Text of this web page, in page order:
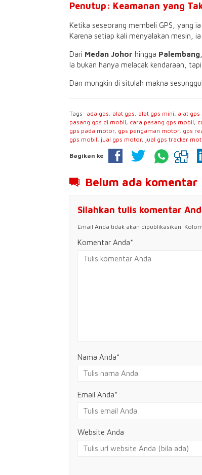
Penutup: Keamanan yang
Ketika seseorang membeli GPS, yang
Karena setiap kali menyalakan mesin,
Dari Medan Johor hingga Palembang
Ia bukan hanya melacak kendaraan,
Dan mungkin di situlah makna
Tags: ada gps, alat gps, alat gps mini, alat gps
pasang gps di mobil, cara pasang gps mobil,
gps pada motor, gps pengaman motor, gps
gps mobil, jual gps motor, jual gps tracker
Bagikan ke
Belum ada komentar
Silahkan tulis komentar
Email Anda tidak akan dipublikasikan.
Komentar Anda*
Nama Anda*
Email Anda*
Website Anda